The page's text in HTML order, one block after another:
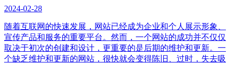
2024-02-28
随着互联网的快速发展，网站已经成为企业和个人展示形象、
宣传产品和服务的重要平台。然而，一个网站的成功并不仅仅
取决于初次的创建和设计，更重要的是后期的维护和更新。一
个缺乏维护和更新的网站，很快就会变得陈旧、过时，失去吸